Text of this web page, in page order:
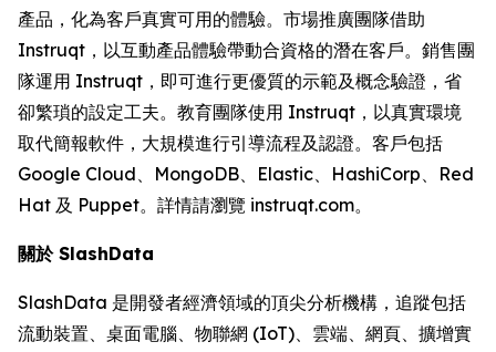
產品，化為客戶真實可用的體驗。市場推廣團隊借助
Instruqt，以互動產品體驗帶動合資格的潛在客戶。銷售團
隊運用 Instruqt，即可進行更優質的示範及概念驗證，省
卻繁瑣的設定工夫。教育團隊使用 Instruqt，以真實環境
取代簡報軟件，大規模進行引導流程及認證。客戶包括
Google Cloud、MongoDB、Elastic、HashiCorp、Red
Hat 及 Puppet。詳情請瀏覽 instruqt.com。
關於 SlashData
SlashData 是開發者經濟領域的頂尖分析機構，追蹤包括
流動裝置、桌面電腦、物聯網 (IoT)、雲端、網頁、擴增實